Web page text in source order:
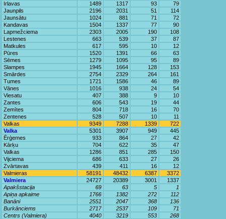
Irlavas
1489 1317 93
79
Jaunpils
2196 2031 51
114
Jaunsātu
1024 881 71
72
Kandavas
1504 1337 77
90
Lapmežciema
2303 2005 190
108
Lestenes
663 539 37
87
Matkules
617 595 10
12
Pūres
1520 1391 66
63
Sēmes
1279 1095 95
89
Slampes
1945 1664 128
153
Smārdes
2754 2329 264
161
Tumes
1721 1586 46
89
Vānes
1016 938 24
54
Viesatu
407 388 9
10
Zantes
606 543 19
44
Zemītes
804 718 16
70
Zentenes
528 507 10
11
Valkas
9349 7288 1339
722
Valka
5301 3907 949
445
Ērģemes
933 864 27
42
Kārķu
704 622 35
47
Valkas
1286 851 285
150
Vijciema
686 633 27
26
Zvārtavas
439 411 16
12
Valmieras
58191 48432 6387
3372
Valmiera
24727 20389 3001
1337
Apakšstacija
69 63 5
1
Apiņa apkaime
1766 1382 272
112
Banāni
2551 2047 368
136
Burkānciems
2717 2537 109
71
Centrs (Valmiera)
4040 3219 553
268